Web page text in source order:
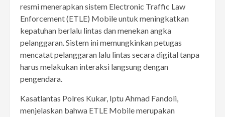
resmi menerapkan sistem Electronic Traffic Law
Enforcement (ETLE) Mobile untuk meningkatkan
kepatuhan berlalu lintas dan menekan angka
pelanggaran. Sistem ini memungkinkan petugas
mencatat pelanggaran lalu lintas secara digital tanpa
harus melakukan interaksi langsung dengan
pengendara.
Kasatlantas Polres Kukar, Iptu Ahmad Fandoli,
menjelaskan bahwa ETLE Mobile merupakan